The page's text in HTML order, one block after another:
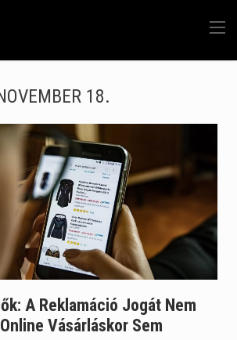
18.
A Reklamáció Jogát Nem
Vásárláskor Sem